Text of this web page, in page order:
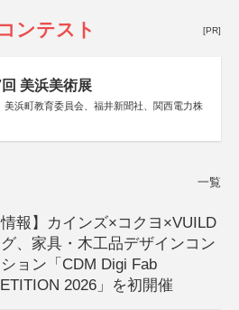
ンテスト [PR]
美浜美術展
美浜町教育委員会、福井新聞社、関西電力株
一覧
情報】カインズ×コクヨ×VUILD
、家具・木工品デザインコン
ョン「CDM Digi Fab
2026」を初開催